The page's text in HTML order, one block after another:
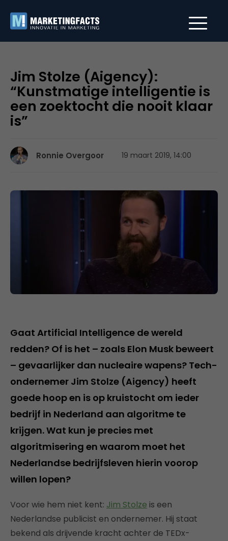
Jim Stolze (Aigency):
“Kunstmatige intelligentie is
een zoektocht die nooit klaar
is”
Ronnie Overgoor 19 maart 2019, 14:00
Gaat Artificial Intelligence de wereld
redden? Of is het – zoals Elon Musk beweert
– gevaarlijker dan nucleaire wapens? Tech-
ondernemer Jim Stolze (Aigency) heeft
goede hoop en is op kruistocht om ieder
bedrijf in Nederland aan algoritme te
krijgen. Wat kun je precies met
algoritmisering en waarom moet het
Nederlandse bedrijfsleven hierin voorop
willen lopen?
Voor wie hem niet kent: Jim Stolze is een
Nederlandse publicist en ondernemer. Hij staat
bekend als drijvende kracht achter de TEDx-